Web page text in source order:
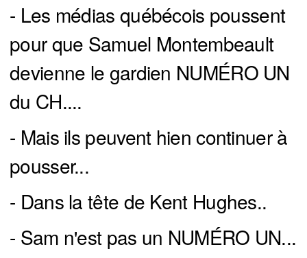
- Les médias québécois poussent
pour que Samuel Montembeault
devienne le gardien NUMÉRO UN
du CH....
- Mais ils peuvent hien continuer à
pousser...
- Dans la tête de Kent Hughes..
- Sam n'est pas un NUMÉRO UN...